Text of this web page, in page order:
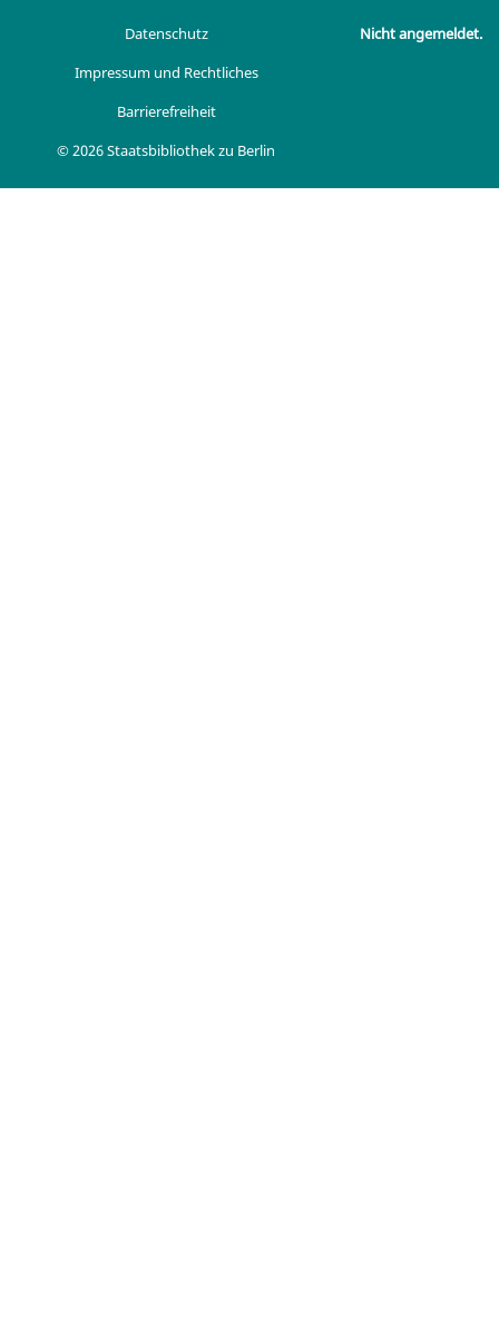
Datenschutz
Impressum und Rechtliches
Barrierefreiheit
© 2026 Staatsbibliothek zu Berlin
Nicht angemeldet.